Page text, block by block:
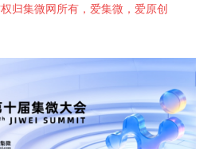
归集微网所有，爱集微，爱原创